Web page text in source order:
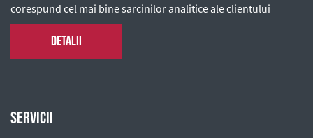
corespund cel mai bine sarcinilor analitice ale clientului
Detalii
Servicii